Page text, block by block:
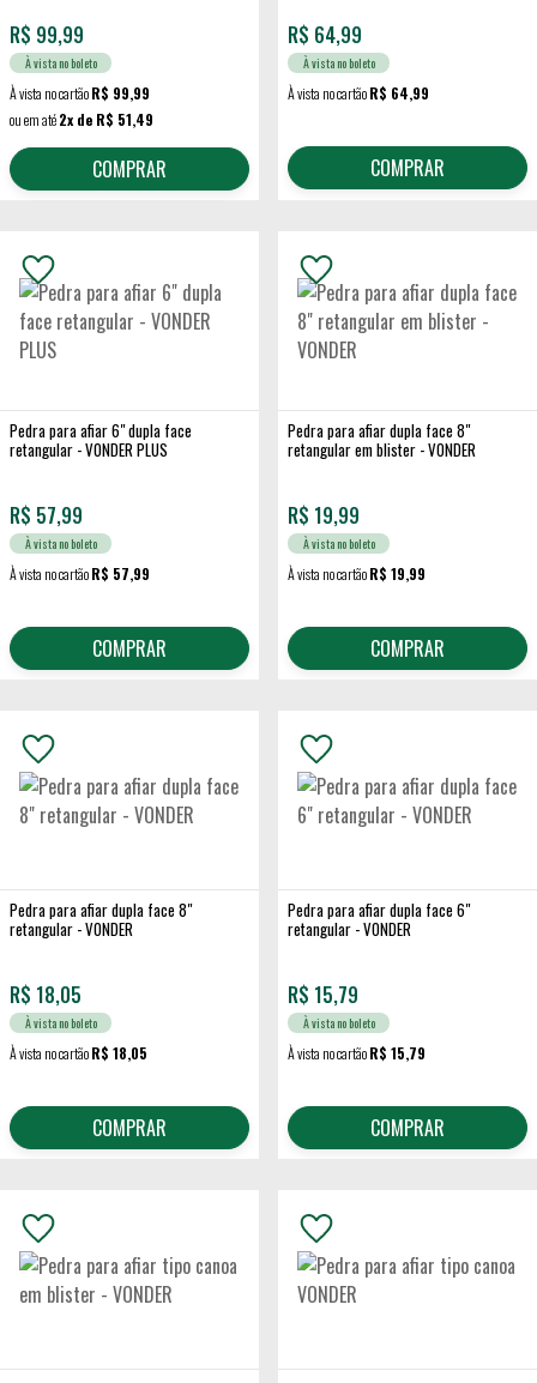
R$ 99,99
À vista no boleto
À vista no cartãoR$ 99,99
ou em até2x de R$ 51,49
COMPRAR
R$ 64,99
À vista no boleto
À vista no cartãoR$ 64,99
COMPRAR
Pedra para afiar 6" dupla face
retangular - VONDER PLUS
R$ 57,99
À vista no boleto
À vista no cartãoR$ 57,99
COMPRAR
Pedra para afiar dupla face 8"
retangular em blister - VONDER
R$ 19,99
À vista no boleto
À vista no cartãoR$ 19,99
COMPRAR
Pedra para afiar dupla face 8"
retangular - VONDER
R$ 18,05
À vista no boleto
À vista no cartãoR$ 18,05
COMPRAR
Pedra para afiar dupla face 6"
retangular - VONDER
R$ 15,79
À vista no boleto
À vista no cartãoR$ 15,79
COMPRAR